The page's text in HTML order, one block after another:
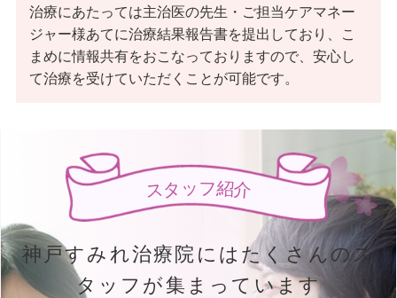
治療にあたっては主治医の先生・ご担当ケアマネー
ジャー様あてに治療結果報告書を提出しており、こ
まめに情報共有をおこなっておりますので、安心し
て治療を受けていただくことが可能です。
スタ ッフ紹介
神戸すみ れ治療院に は た く さんのス
タ ッ フ が集 ま っ て います
その5